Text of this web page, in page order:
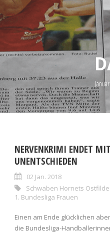
NERVENKRIMI ENDET
UNENTSCHIEDEN
02 Jan. 2018
Schwaben Hornets
1. Bundesliga Frauen
Einen am Ende glücklichen
die Bundesliga-